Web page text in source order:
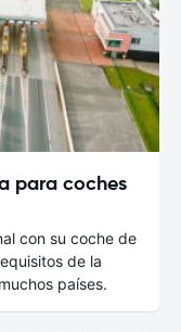
para coches
con su coche de
de la
países.